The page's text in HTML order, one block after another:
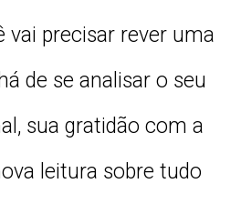
vai precisar rever uma
de se analisar o seu
sua gratidão com a
leitura sobre tudo